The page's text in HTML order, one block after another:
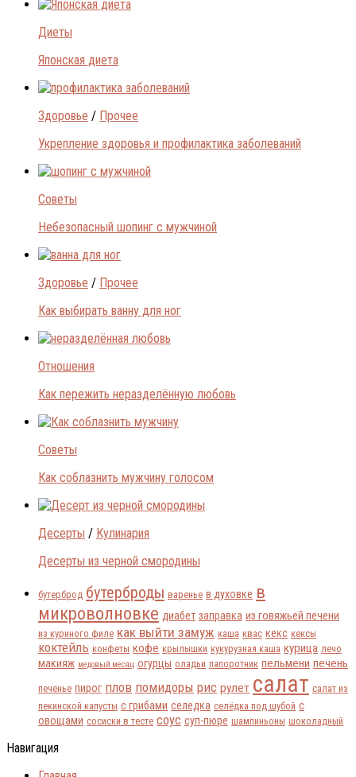
Диеты
Японская диета
Здоровье / Прочее
Укрепление здоровья и профилактика заболеваний
Советы
Небезопасный шопинг с мужчиной
Здоровье / Прочее
Как выбирать ванну для ног
Отношения
Как пережить неразделённую любовь
Советы
Как соблазнить мужчину голосом
Десерты / Кулинария
Десерты из черной смородины
бутерброд бутерброды варенье в духовке в
микроволновке диабет заправка из говяжьей печени
из куриного филе как выйти замуж каша квас кекс кексы
коктейль конфеты кофе крылышки кукурузная каша курица лечо
макияж медовый месяц огурцы оладьи папоротник пельмени печень
печенье пирог плов помидоры рис рулет салат салат из
пекинской капусты с грибами селедка селёдка под шубой с
овощами сосиски в тесте соус суп-пюре шампиньоны шоколадный
Навигация